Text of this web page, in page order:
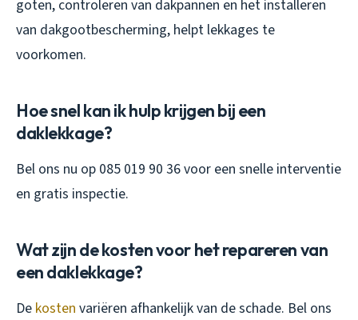
goten, controleren van dakpannen en het installeren
van dakgootbescherming, helpt lekkages te
voorkomen.
Hoe snel kan ik hulp krijgen bij een
daklekkage?
Bel ons nu op 085 019 90 36 voor een snelle interventie
en gratis inspectie.
Wat zijn de kosten voor het repareren van
een daklekkage?
De kosten variëren afhankelijk van de schade. Bel ons